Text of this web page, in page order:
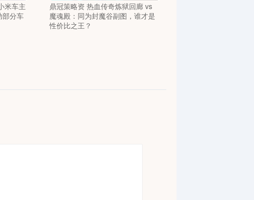
米车主
部分车
鼎冠策略资 热血传奇炼狱回廊 vs
魔魂殿：同为封魔谷副图，谁才是
性价比之王？